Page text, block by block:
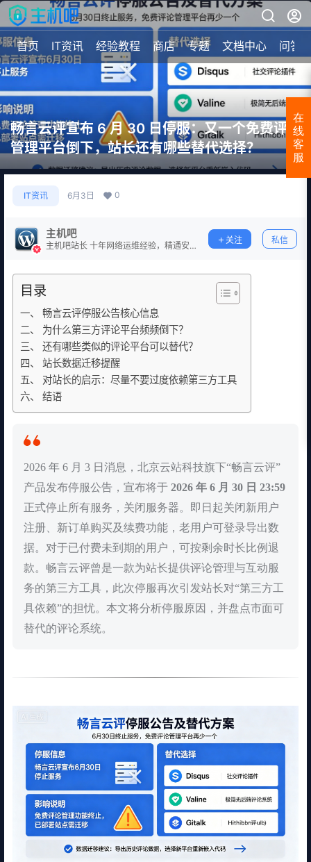
首页 IT资讯 经验教程 商店 专题 文档中心 问答
畅言云评宣布 6 月 30 日停服：又一个免费评论
管理平台倒下，站长还有哪些替代选择？
IT资讯 6月3日 0
主机吧
主机吧站长 十年网络运维经验，精通安
关注 私信
目录
一、 畅言云评停服公告核心信息
二、 为什么第三方评论平台频频倒下？
三、 还有哪些类似的评论平台可以替代？
四、 站长数据迁移提醒
五、 对站长的启示：尽量不要过度依赖第三方工具
六、 结语
2026 年 6 月 3 日消息，北京云站科技旗下“畅言云评”
产品发布停服公告，宣布将于 2026 年 6 月 30 日 23:59
正式停止所有服务，关闭服务器。即日起关闭新用户
注册、新订单购买及续费功能，老用户可登录导出数
据。对于已付费未到期的用户，可按剩余时长比例退
款。畅言云评曾是一款为站长提供评论管理与互动服
务的第三方工具，此次停服再次引发站长对“第三方工
具依赖”的担忧。本文将分析停服原因，并盘点市面可
替代的评论系统。
在
线
客
服